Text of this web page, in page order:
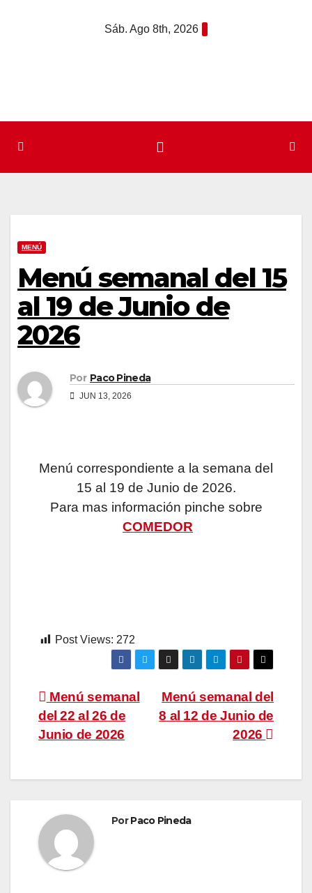
Sáb. Ago 8th, 2026
MENÚ
Menú semanal del 15
al 19 de Junio de
2026
Por Paco Pineda
JUN 13, 2026
Menú correspondiente a la semana del
15 al 19 de Junio de 2026.
Para mas información pinche sobre
COMEDOR
Post Views: 272
Navegación
de
Menú semanal del
8 al 12 de Junio de
2026
Menú semanal
del 22 al 26 de
Junio de 2026
PorPaco Pineda